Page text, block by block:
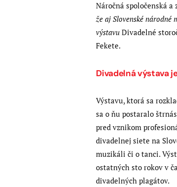
Náročná spoločenská
že aj Slovenské
výstavuDivadelné
Fekete.
Divadelná výstava
Výstavu, ktorá sa
sa o ňu postaralo
pred vznikom
divadelnej siete na
muzikáli či o tanci.
ostatných sto rokov v
divadelných plagátov.